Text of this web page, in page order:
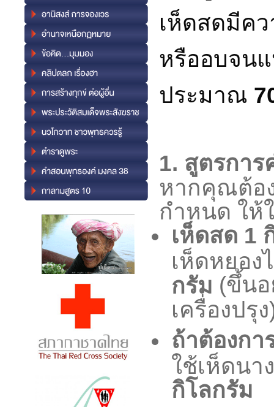
เห็ดสดมีค
หรืออบจน
ประมาณ
1. สูตรกา
หากคุณต้อ
กำหนด ให้
เห็ดสด 1
เห็ดหยอ
กรัม (ขึ้น
เครื่องปรุง
ถ้าต้องกา
ใช้เห็ดน
กิโลกรัม